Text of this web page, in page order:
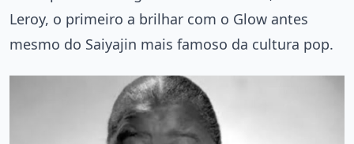
Leroy, o primeiro a brilhar com o Glow antes
mesmo do Saiyajin mais famoso da cultura pop.